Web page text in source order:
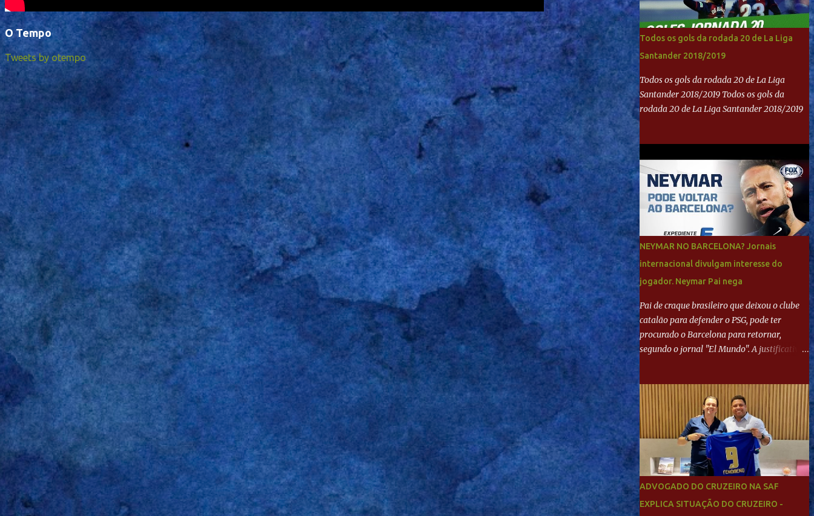
O Tempo
Tweets by otempo
Todos os gols da rodada 20 de La Liga
Santander 2018/2019
Todos os gols da rodada 20 de La Liga
Santander 2018/2019 Todos os gols da
rodada 20 de La Liga Santander 2018/2019
NEYMAR NO BARCELONA? Jornais
internacional divulgam interesse do
jogador. Neymar Pai nega
Pai de craque brasileiro que deixou o clube
catalão para defender o PSG, pode ter
procurado o Barcelona para retornar,
segundo o jornal "El Mundo". A justificativa
"Mundo Deportivo", o empresário, Neymar
Pai, negou NEYMAR NO BARCELONA?
Jornais internacional divulgam interesse do
jogador. Neymar Pai nega
ADVOGADO DO CRUZEIRO NA SAF
EXPLICA SITUAÇÃO DO CRUZEIRO -